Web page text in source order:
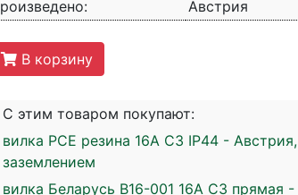
Австрия
В корзину
С этим товаром покупают:
вилка PCE резина 16А СЗ IP44 -
заземлением
вилка Беларусь В16-001 16А СЗ прямая